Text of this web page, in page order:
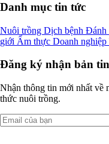
Danh mục tin tức
Nuôi trồng Dịch bệnh Đánh
giới Ẩm thực Doanh nghiệp
Đăng ký nhận bản tin
Nhận thông tin mới nhất về
thức nuôi trồng.